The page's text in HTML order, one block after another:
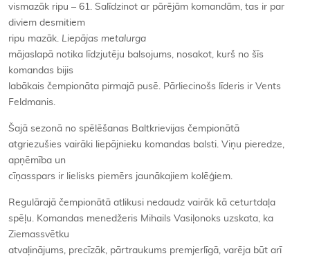
vismazāk ripu – 61. Salīdzinot ar pārējām komandām, tas ir par
diviem desmitiem
ripu mazāk. Liepājas metalurga
mājaslapā notika līdzjutēju balsojums, nosakot, kurš no šīs
komandas bijis
labākais čempionāta pirmajā pusē. Pārliecinošs līderis ir Vents
Feldmanis.
Šajā sezonā no spēlēšanas Baltkrievijas čempionātā
atgriezušies vairāki liepājnieku komandas balsti. Viņu pieredze,
apņēmība un
cīņasspars ir lielisks piemērs jaunākajiem kolēģiem.
Regulārajā čempionātā atlikusi nedaudz vairāk kā ceturtdaļa
spēļu. Komandas menedžeris Mihails Vasiļonoks uzskata, ka
Ziemassvētku
atvaļinājums, precīzāk, pārtraukums premjerlīgā, varēja būt arī